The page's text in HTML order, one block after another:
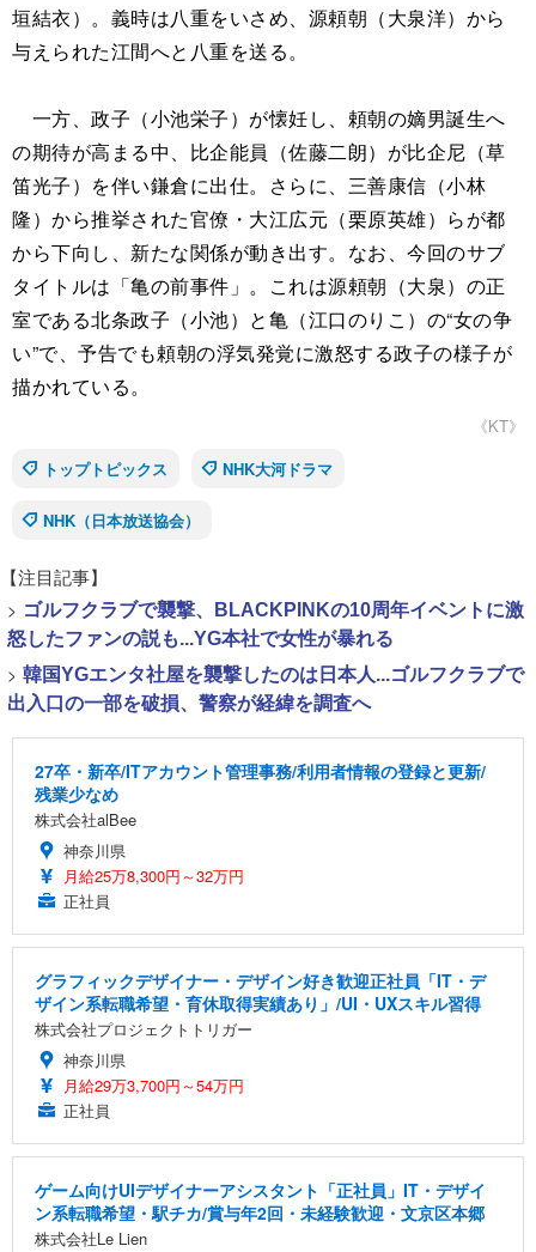
垣結衣）。義時は八重をいさめ、源頼朝（大泉洋）から
与えられた江間へと八重を送る。
一方、政子（小池栄子）が懐妊し、頼朝の嫡男誕生へ
の期待が高まる中、比企能員（佐藤二朗）が比企尼（草
笛光子）を伴い鎌倉に出仕。さらに、三善康信（小林
隆）から推挙された官僚・大江広元（栗原英雄）らが都
から下向し、新たな関係が動き出す。なお、今回のサブ
タイトルは「亀の前事件」。これは源頼朝（大泉）の正
室である北条政子（小池）と亀（江口のりこ）の“女の争
い”で、予告でも頼朝の浮気発覚に激怒する政子の様子が
描かれている。
《KT》
トップトピックス
NHK大河ドラマ
NHK（日本放送協会）
【注目記事】
> ゴルフクラブで襲撃、BLACKPINKの10周年イベントに激
怒したファンの説も...YG本社で女性が暴れる
> 韓国YGエンタ社屋を襲撃したのは日本人...ゴルフクラブで
出入口の一部を破損、警察が経緯を調査へ
27卒・新卒/ITアカウント管理事務/利用者情報の登録と更新/
残業少なめ
株式会社alBee
神奈川県
月給25万8,300円～32万円
正社員
グラフィックデザイナー・デザイン好き歓迎正社員「IT・デ
ザイン系転職希望・育休取得実績あり」/UI・UXスキル習得
株式会社プロジェクトトリガー
神奈川県
月給29万3,700円～54万円
正社員
ゲーム向けUIデザイナーアシスタント「正社員」IT・デザイ
ン系転職希望・駅チカ/賞与年2回・未経験歓迎・文京区本郷
株式会社Le Lien